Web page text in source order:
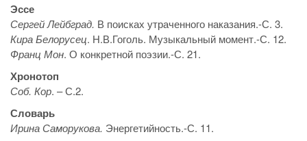
Эссе
Сергей Лейбград. В поисках утраченного наказания.-С. 3.
Кира Белорусец. Н.В.Гоголь. Музыкальный момент.-С. 12.
Франц Мон. О конкретной поэзии.-С. 21.
Хронотоп
Соб. Кор. – С.2.
Словарь
Ирина Саморукова. Энергетийность.-С. 11.